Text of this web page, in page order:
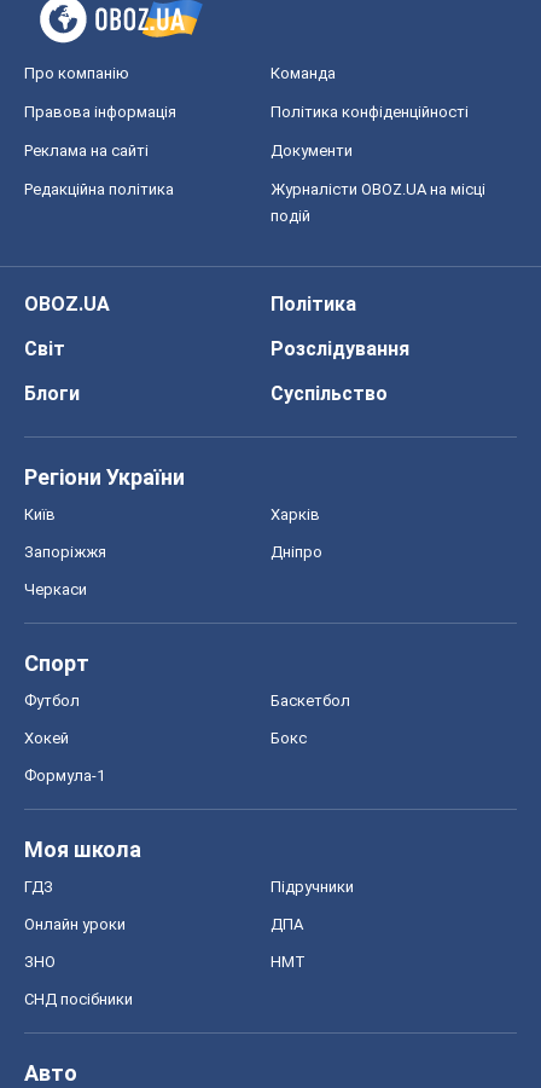
Про компанію Команда
Правова інформація Політика конфіденційності
Реклама на сайті Документи
Редакційна політика
Журналісти OBOZ.UA на місці
подій
OBOZ.UA
Політика
Світ
Розслідування
Блоги
Суспільство
Регіони України
Київ Харків
Запоріжжя Дніпро
Черкаси
Спорт
Футбол Баскетбол
Хокей Бокс
Формула-1
Моя школа
ГДЗ Підручники
Онлайн уроки ДПА
ЗНО НМТ
СНД посібники
Авто